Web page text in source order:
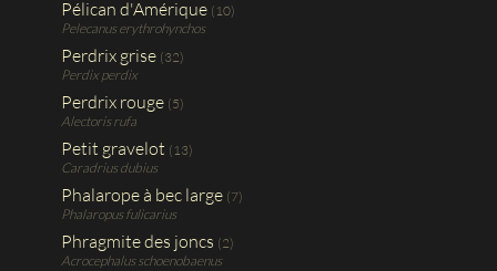
Pélican d'Amérique (10)
Pelecanus erythrohynchos
Perdrix grise (32)
Perdix perdix
Perdrix rouge (5)
Alectoris rufa
Petit gravelot (13)
Caradrius dubius
Phalarope à bec large (7)
Phalaropus fulicarius
Phragmite des joncs (2)
Acrocephalus schoenobaenus